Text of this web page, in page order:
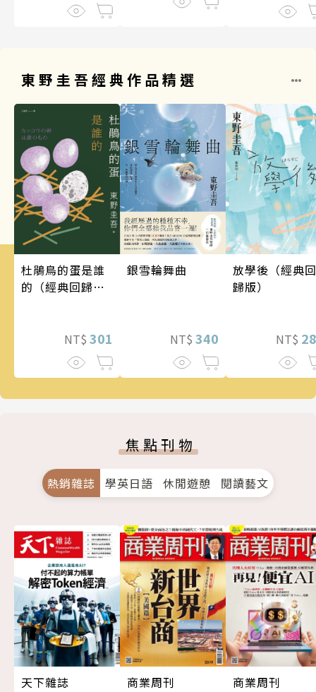
東野圭吾經典作品精選
杜鵑鳥的蛋是誰
的（經典回歸
NT$ 301
銀雪輪舞曲
NT$ 340
放學後（經典回
歸版）
NT$
焦點刊物
熱銷雜誌 學英日語 休閒遊憩 閱讀藝文
天下雜誌
商業周刊
商業周刊